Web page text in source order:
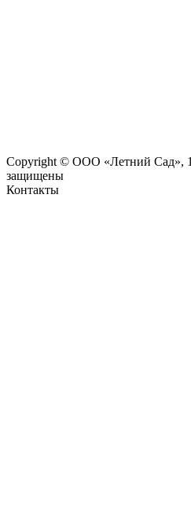
Copyright © ООО «Летний Сад»,
защищены
Контакты